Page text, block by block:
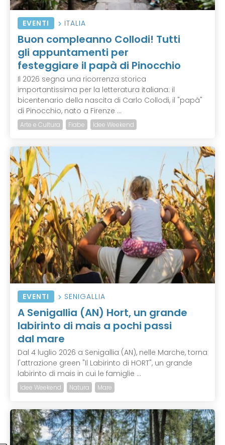
EVENTI ITALIA
Buon compleanno Collodi! Tutti
gli appuntamenti per
festeggiare il papà di Pinocchio
Il 2026 segna una ricorrenza storica
importantissima per la letteratura italiana: il
bicentenario della nascita di Carlo Collodi, il "papà"
di Pinocchio, nato a Firenze ...
Arte e Cultura Fiabe Idee Weekend
EVENTI SENIGALLIA
A Senigallia (AN) Hort, un grande
labirinto di mais a pochi passi
dal mare
Dal 4 luglio 2026 a Senigallia (AN), nelle Marche, torna
l'attrazione green "Il Labirinto di HORT", un grande
labirinto di mais in cui le famiglie ...
Idee Weekend Natura Mare